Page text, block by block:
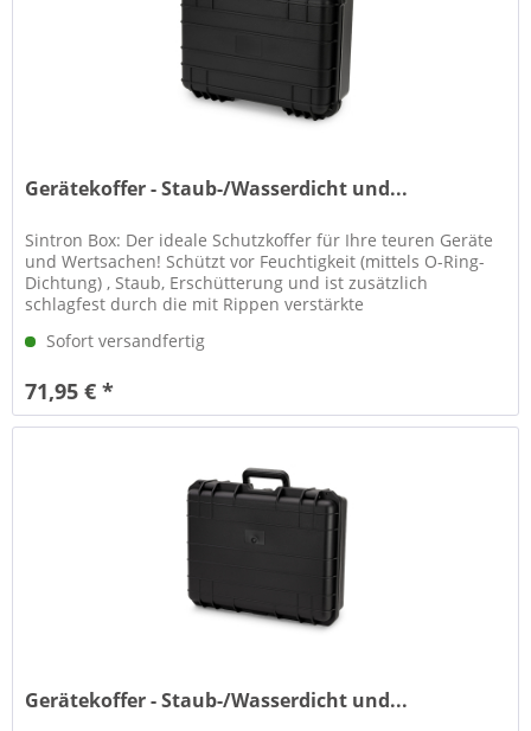
Gerätekoffer - Staub-/Wasserdicht und...
Sintron Box: Der ideale Schutzkoffer für Ihre teuren Geräte
und Wertsachen! Schützt vor Feuchtigkeit (mittels O-Ring-
Dichtung) , Staub, Erschütterung und ist zusätzlich
schlagfest durch die mit Rippen verstärkte
Sofort versandfertig
71,95 € *
Gerätekoffer - Staub-/Wasserdicht und...